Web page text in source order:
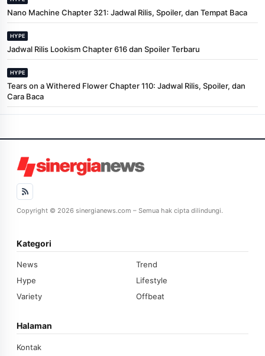
Nano Machine Chapter 321: Jadwal Rilis, Spoiler, dan Tempat Baca
HYPE
Jadwal Rilis Lookism Chapter 616 dan Spoiler Terbaru
HYPE
Tears on a Withered Flower Chapter 110: Jadwal Rilis, Spoiler, dan
Cara Baca
Copyright © 2026 sinergianews.com – Semua hak cipta dilindungi.
Kategori
News
Trend
Hype
Lifestyle
Variety
Offbeat
Halaman
Kontak